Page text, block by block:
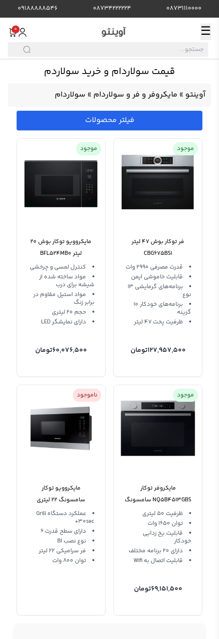
08731110000
08734222224
09188888546
☰
0
قیمت سولاردام و خرید سولاردم
آوینتو » مایکروفر و فر و سولاردام » سولاردام
فیلتر محصولات
موجود
فر توکار بوش 47 لیتر
CBG675BS1
قدرت مصرفی 2990 وات
قابلیت خاموشی ایمن
برنامه‌های گرمایشی 13
نوع
برنامه‌های خودکار 10
گزینه
ظرفیت پخت 47 لیتر
127,957,500تومان
موجود
مایکروویو توکار بوش 20
لیتر BFL524MB0
کنترل لمسی و چرخشی
مواد ساخته شده از
شیشه برای درب
مواد استیل مقاوم در
برابر زنگ
حجم 20 لیتری
دارای نمایشگر LED
60,076,500تومان
موجود
مایکروفر توکار
NQ5B4513GBS سامسونگ
50 لیتری 2022
ظرفیت 50 لیتری
توان 1650 وات
قابلیت یخ زدایی
خودکار
دارای 20 برنامه مختلف
قابلیت اتصال به Wifi
69,151,500تومان
ناموجود
مایکروویو توکار
سامسونگ 22 لیتری
MG22M8074AT/EU
عملکرد دستگاه Grill
+30sec
دارای سطح قدرت 6
نوع نصب BI
فر سرامیکی 22 لیتر
توان 800 وات